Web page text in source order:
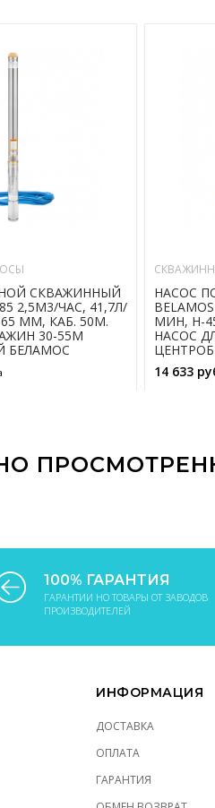
СКВАЖИННЫЙ
85 2,5М3/ЧАС, 41,7Л/
ММ, КАБ. 50М.
30-55М
БЕЛАМОС
НАСОС
МИН, Н-
НАСОС
14 633
100% ГАРАНТИЯ
ГАРАНТИИ НО ТОВАРЫ ОТ ЗАВОДОВ
ПРОИЗВОДИТЕЛЕЙ
ИНФОРМАЦИЯ
ДОСТАВКА
ОПЛАТА
ГАРАНТИЯ